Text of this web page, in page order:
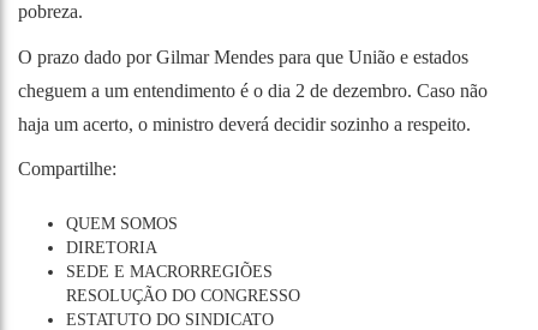
pobreza.
O prazo dado por Gilmar Mendes para que União e estados
cheguem a um entendimento é o dia 2 de dezembro. Caso não
haja um acerto, o ministro deverá decidir sozinho a respeito.
Compartilhe:
QUEM SOMOS
DIRETORIA
SEDE E MACRORREGIÕES
RESOLUÇÃO DO CONGRESSO
ESTATUTO DO SINDICATO